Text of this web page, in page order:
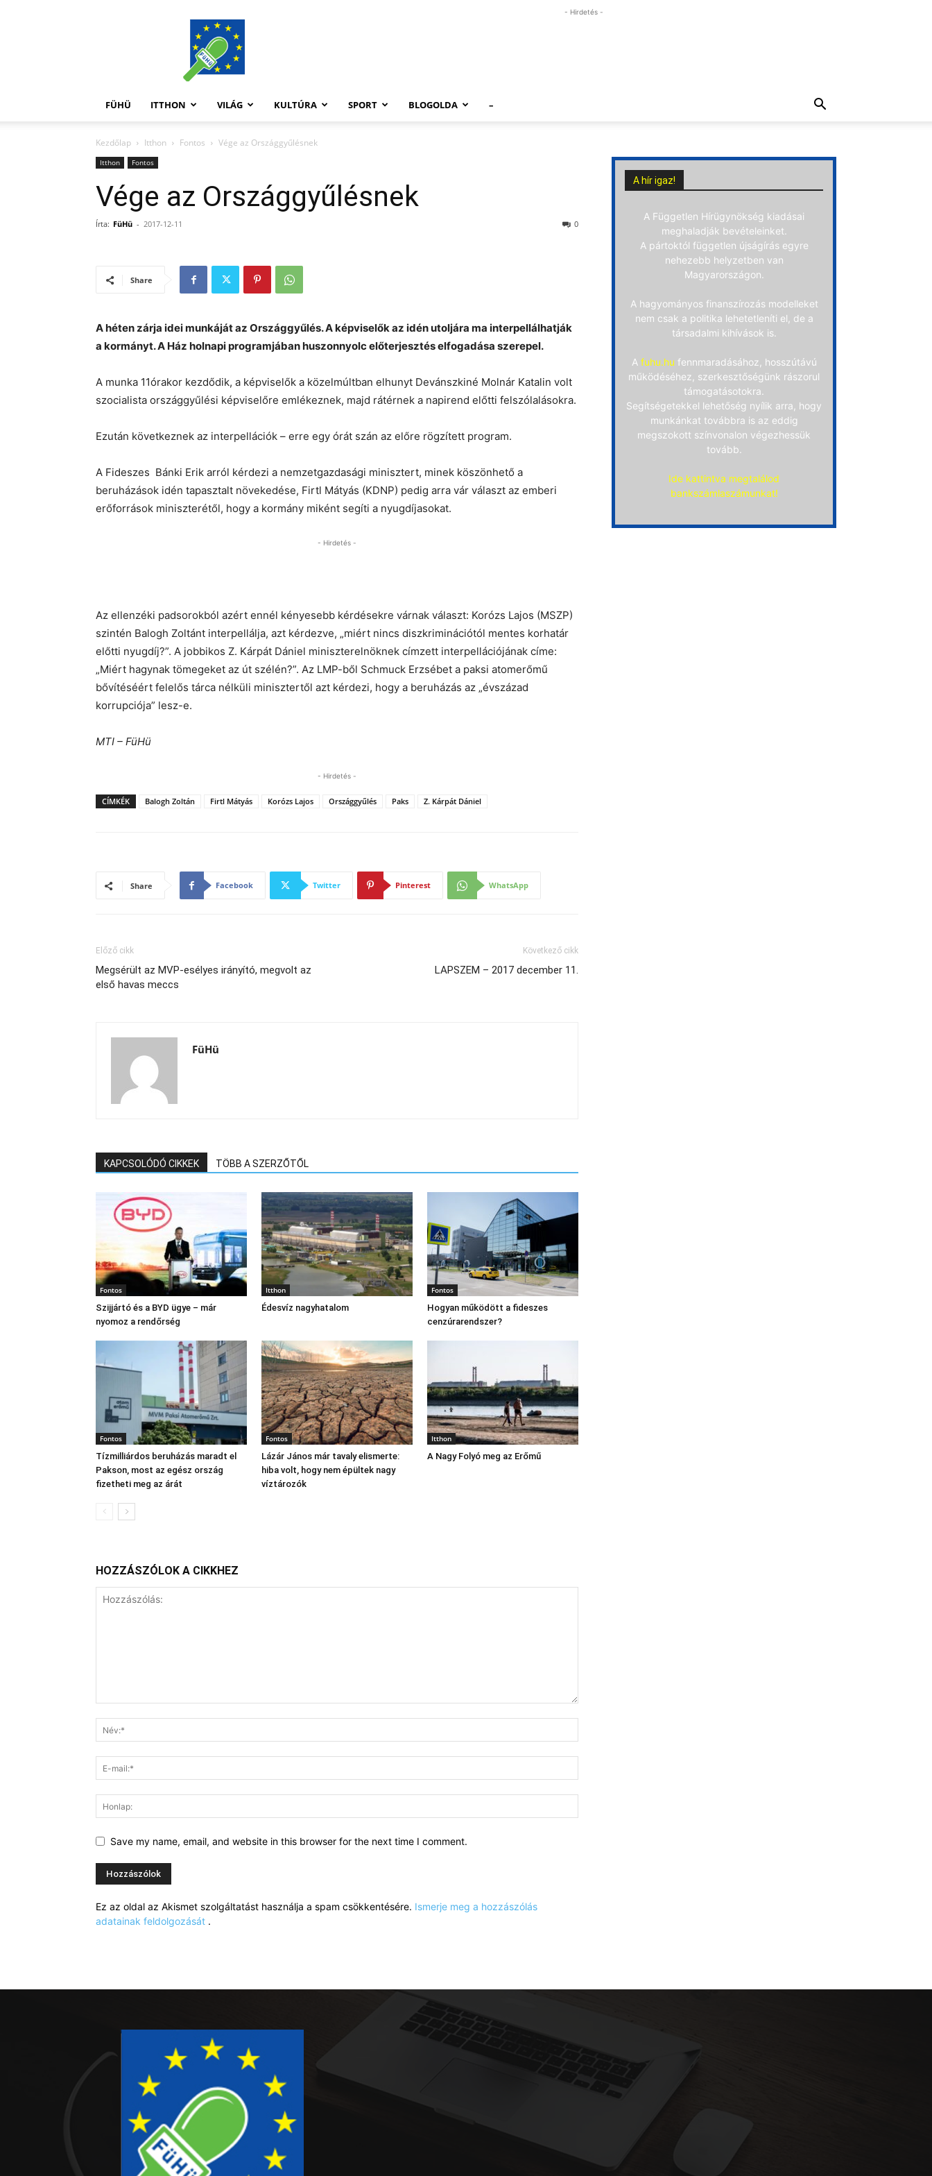
FüHü
- Hirdetés -
FÜHÜ ITTHON VILÁG KULTÚRA SPORT BLOGOLDA –
Kezdőlap Itthon Fontos Vége az Országgyűlésnek
Itthon Fontos
Vége az Országgyűlésnek
Írta: FüHü - 2017-12-11 0
Share
A héten zárja idei munkáját az Országgyűlés. A képviselők az idén utoljára ma interpellálhatják
a kormányt. A Ház holnapi programjában huszonnyolc előterjesztés elfogadása szerepel.
A munka 11órakor kezdődik, a képviselők a közelmúltban elhunyt Devánszkiné Molnár Katalin volt
szocialista országgyűlési képviselőre emlékeznek, majd rátérnek a napirend előtti felszólalásokra.
Ezután következnek az interpellációk – erre egy órát szán az előre rögzített program.
A Fideszes Bánki Erik arról kérdezi a nemzetgazdasági minisztert, minek köszönhető a
beruházások idén tapasztalt növekedése, Firtl Mátyás (KDNP) pedig arra vár választ az emberi
erőforrások miniszterétől, hogy a kormány miként segíti a nyugdíjasokat.
- Hirdetés -
Az ellenzéki padsorokból azért ennél kényesebb kérdésekre várnak választ: Korózs Lajos (MSZP)
szintén Balogh Zoltánt interpellálja, azt kérdezve, „miért nincs diszkriminációtól mentes korhatár
előtti nyugdíj?”. A jobbikos Z. Kárpát Dániel miniszterelnöknek címzett interpellációjának címe:
„Miért hagynak tömegeket az út szélén?”. Az LMP-ből Schmuck Erzsébet a paksi atomerőmű
bővítéséért felelős tárca nélküli minisztertől azt kérdezi, hogy a beruházás az „évszázad
korrupciója” lesz-e.
MTI – FüHü
- Hirdetés -
CÍMKÉK Balogh Zoltán Firtl Mátyás Korózs Lajos Országgyűlés Paks Z. Kárpát Dániel
Share Facebook Twitter Pinterest WhatsApp
Előző cikk
Megsérült az MVP-esélyes irányító, megvolt az
első havas meccs
Következő cikk
LAPSZEM – 2017 december 11.
FüHü
KAPCSOLÓDÓ CIKKEK TÖBB A SZERZŐTŐL
Fontos
Szijjártó és a BYD ügye – már
nyomoz a rendőrség
Itthon
Édesvíz nagyhatalom
Fontos
Hogyan működött a fideszes
cenzúrarendszer?
Fontos
Tízmilliárdos beruházás maradt el
Pakson, most az egész ország
fizetheti meg az árát
Fontos
Lázár János már tavaly elismerte:
hiba volt, hogy nem épültek nagy
víztározók
Itthon
A Nagy Folyó meg az Erőmű
HOZZÁSZÓLOK A CIKKHEZ
Save my name, email, and website in this browser for the next time I comment.
Ez az oldal az Akismet szolgáltatást használja a spam csökkentésére. Ismerje meg a hozzászólás
adatainak feldolgozását .
A hír igaz!
A Független Hírügynökség kiadásai
meghaladják bevételeinket.
A pártoktól független újságírás egyre
nehezebb helyzetben van
Magyarországon.
A hagyományos finanszírozás modelleket
nem csak a politika lehetetleníti el, de a
társadalmi kihívások is.
A fuhu.hu fennmaradásához, hosszútávú
működéséhez, szerkesztőségünk rászorul
támogatásotokra.
Segítségetekkel lehetőség nyílik arra, hogy
munkánkat továbbra is az eddig
megszokott színvonalon végezhessük
tovább.
Ide kattintva megtalálod
bankszámlaszámunkat!